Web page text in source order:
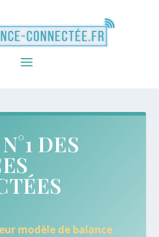
DES
modèle de balance